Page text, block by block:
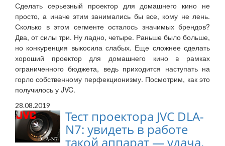
Сделать серьезный проектор для домашнего кино не
просто, а иначе этим занимались бы все, кому не лень.
Сколько в этом сегменте осталось значимых брендов?
Два, от силы три. Ну ладно, четыре. Раньше было больше,
но конкуренция выкосила слабых. Еще сложнее сделать
хороший проектор для домашнего кино в рамках
ограниченного бюджета, ведь приходится наступать на
горло собственному перфекционизму. Посмотрим, как это
получилось у JVC.
28.08.2019
Тест проектора JVC DLA-
N7: увидеть в работе
такой аппарат — удача.